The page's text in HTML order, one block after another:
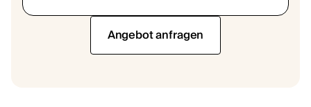
Angebot anfragen